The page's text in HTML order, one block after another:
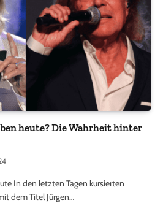
heute? Die Wahrheit hinter
In den letzten Tagen kursierten
dem Titel Jürgen…